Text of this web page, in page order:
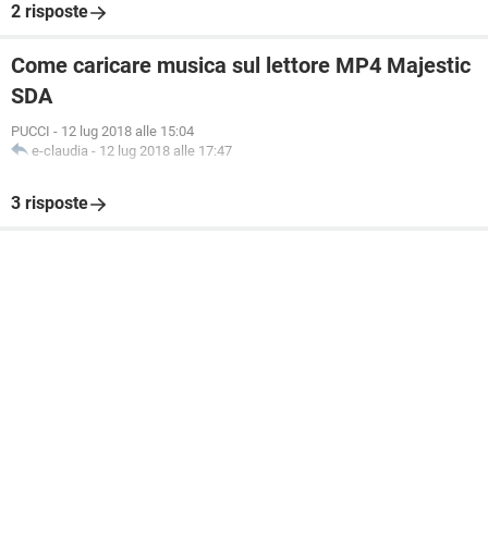
2 risposte
Come caricare musica sul lettore MP4 Majestic
SDA
PUCCI - 12 lug 2018 alle 15:04
e-claudia - 12 lug 2018 alle 17:47
3 risposte